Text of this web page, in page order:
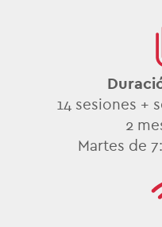
14 sesiones +
2
Martes de